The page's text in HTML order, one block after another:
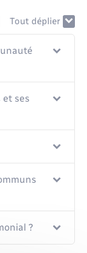
Tout déplier
et ses
?